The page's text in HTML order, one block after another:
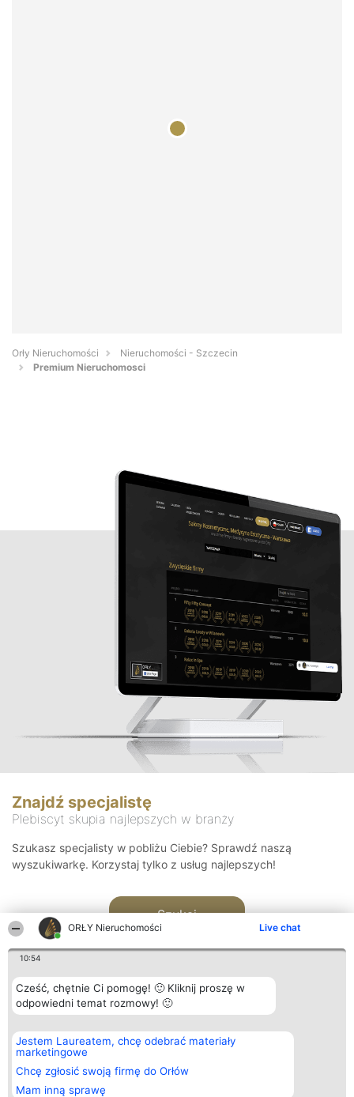
ORŁY Nieruchomości Live chat
10:54
Cześć, chętnie Ci pomogę! 🙂 Kliknij proszę w
odpowiedni temat rozmowy! 🙂
Jestem Laureatem, chcę odebrać materiały
marketingowe
Chcę zgłosić swoją firmę do Orłów
Mam inną sprawę
Orły Nieruchomości
Nieruchomości - Szczecin
Premium Nieruchomosci
Znajdź specjalistę
Plebiscyt skupia najlepszych w branży
Szukasz specjalisty w pobliżu Ciebie? Sprawdź naszą
wyszukiwarkę. Korzystaj tylko z usług najlepszych!
Szukaj
Organizator plebiscytu
Bright Side Solutions sp. z o.
o. sp. k.
ul. Ruska 22
Wrocław 50-079
KRS 0000749100 | Regon
Plebiscyt
Laureaci
wszystkich
Laureatów
Kontakt
Kontakt